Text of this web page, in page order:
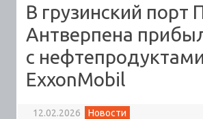
В грузинский порт
Антверпена
с нефтепродуктами
ExxonMobil
12.02.2026 Новости